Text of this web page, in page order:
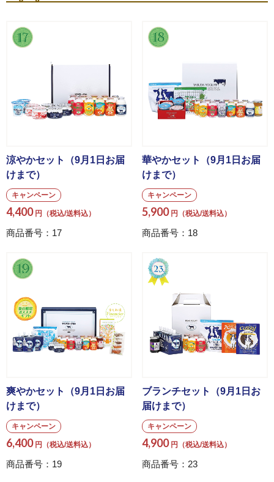
涼やかセット（9月1日お届
けまで）
キャンペーン
4,400 円（税込/送料込）
商品番号：17
華やかセット（9月1日お届
けまで）
キャンペーン
5,900 円（税込/送料込）
商品番号：18
爽やかセット（9月1日お届
けまで）
キャンペーン
6,400 円（税込/送料込）
商品番号：19
ブランチセット（9月1日お
届けまで）
キャンペーン
4,900 円（税込/送料込）
商品番号：23